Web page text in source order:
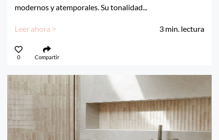
modernos y atemporales. Su tonalidad...
Leer ahora > 3 min. lectura
0 Compartir